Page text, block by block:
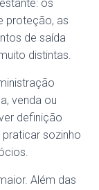
os
proteção, as
de saída
distintas.
venda ou
definição
sozinho
Além das